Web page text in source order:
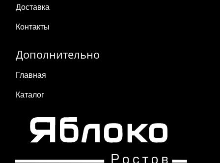
Доставка
Контакты
Дополнительно
Главная
Каталог